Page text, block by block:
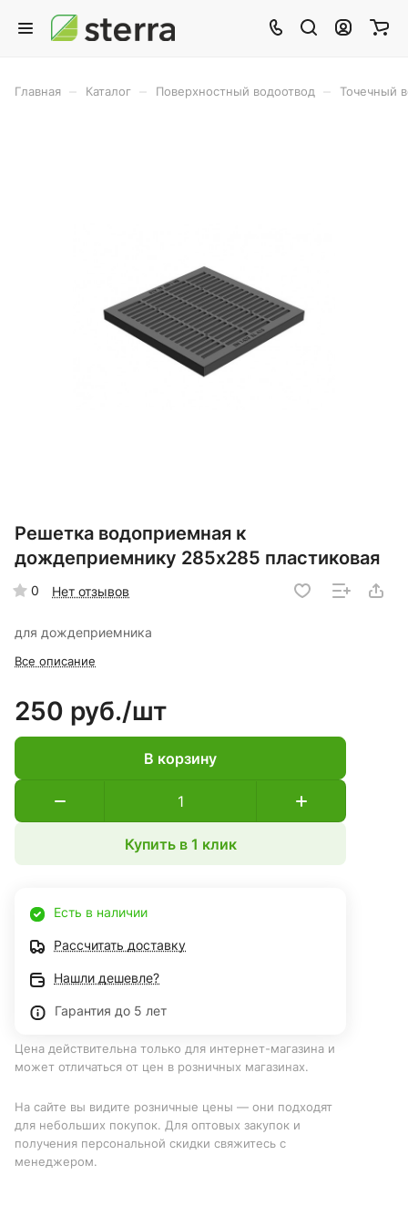
Главная Каталог Поверхностный водоотвод Точечный
Решетка водоприемная к
дождеприемнику 285х285 пластиковая
0 Нет отзывов
для дождеприемника
Все описание
250 руб./шт
В корзину
Купить в 1 клик
Есть в наличии
Рассчитать доставку
Нашли дешевле?
Гарантия до 5 лет
Цена действительна только для интернет-магазина и
может отличаться от цен в розничных магазинах.
На сайте вы видите розничные цены — они подходят
для небольших покупок. Для оптовых закупок и
получения персональной скидки свяжитесь с
менеджером.